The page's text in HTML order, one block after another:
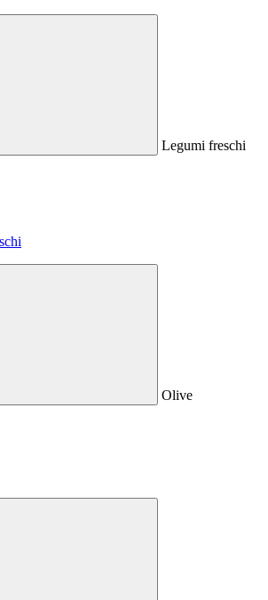
Legumi freschi
Olive